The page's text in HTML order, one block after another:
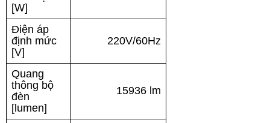
[W]
Điện áp
định mức
[V]
220V/60Hz
Quang
thông bộ
đèn
[lumen]
15936 lm